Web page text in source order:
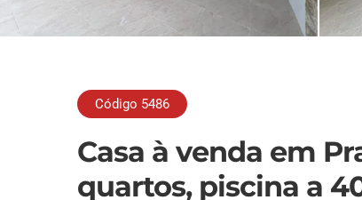
Código 5486
Casa à venda em
quartos, piscina a